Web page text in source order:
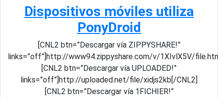
Dispositivos móviles utiliza
PonyDroid
[CNL2 btn=”Descargar vía ZIPPYSHARE!”
links=”off”]http://www94.zippyshare.com/v/1XIvlX5V/
[CNL2 btn=”Descargar vía UPLOADED!”
links=”off”]http://uploaded.net/file/xidjs2kb[/CNL2]
[CNL2 btn=”Descargar vía 1FICHIER!”